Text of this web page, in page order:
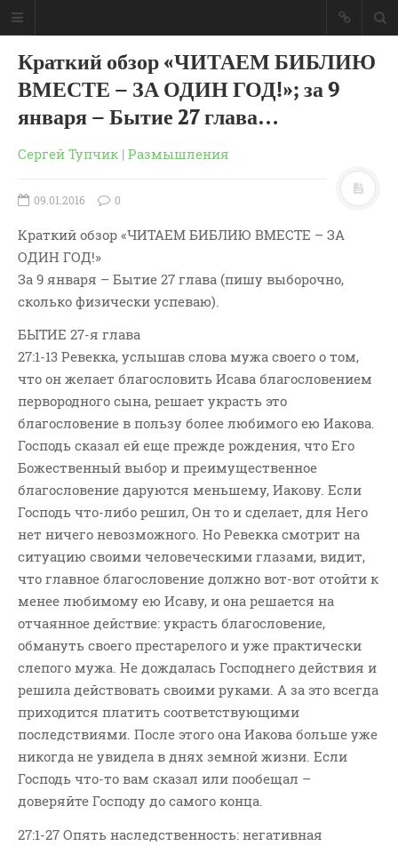
ВОПРОСЫ ПАСТОРУ
КОНТАКТ
РУБРИКИ
Аудио
Заметки
Изображения
Информация
История-Свидетельство
Христа"
Мини-Проповеди
Музыка-Видео
Новости
Поэзия
Краткий обзор «ЧИТАЕМ БИБЛИЮ
ВМЕСТЕ – ЗА ОДИН ГОД!»; за 9
января – Бытие 27 глава…
Сергей Тупчик | Размышления
09.01.2016 0
Краткий обзор «ЧИТАЕМ БИБЛИЮ ВМЕСТЕ – ЗА
ОДИН ГОД!»
За 9 января – Бытие 27 глава (пишу выборочно,
сколько физически успеваю).
БЫТИЕ 27-я глава
27:1-13 Ревекка, услышав слова мужа своего о том,
что он желает благословить Исава благословением
первородного сына, решает украсть это
благословение в пользу более любимого ею Иакова.
Господь сказал ей еще прежде рождения, что Его
Божественный выбор и преимущественное
благословение даруются меньшему, Иакову. Если
Господь что-либо решил, Он то и сделает, для Него
нет ничего невозможного. Но Ревекка смотрит на
ситуацию своими человеческими глазами, видит,
что главное благословение должно вот-вот отойти к
менее любимому ею Исаву, и она решается на
отчаянное действие: украсть благословение,
обмануть своего престарелого и уже практически
слепого мужа. Не дождалась Господнего действия и
решила действовать своими руками. А за это всегда
приходится платить соответствующими
последствиями. После этого она Иакова больше уже
никогда не увидела в днях земной жизни. Если
Господь что-то вам сказал или пообещал –
доверяйте Господу до самого конца.
27:1-27 Опять наследственность: негативная